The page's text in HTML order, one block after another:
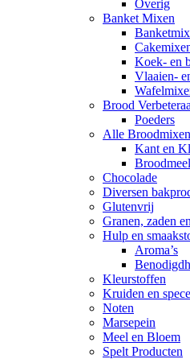
Overig
Banket Mixen
Koek- en
Vlaaien-
Brood
Poeders
Alle Broodmixen
Kant en
Broodmeel
Chocolade
Diversen
Glutenvrij
Granen, zaden
Hulp en
Aroma’s
Kleurstoffen
Kruiden en
Noten
Marsepein
Meel en Bloem
Spelt Producten